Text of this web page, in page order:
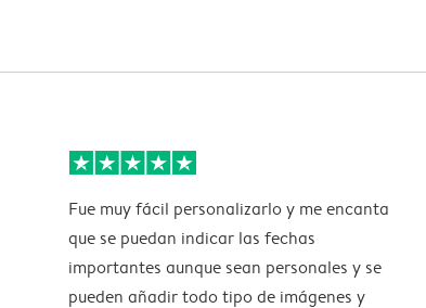
Fue muy fácil personalizarlo y me encanta
que se puedan indicar las fechas
importantes aunque sean personales y se
pueden añadir todo tipo de imágenes y